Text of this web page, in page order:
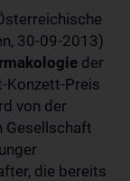
30-09-2013)
der
Konzett-Preis
von der
Gesellschaft
die bereits